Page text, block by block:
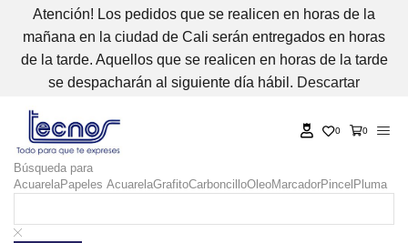
Atención! Los pedidos que se realicen en horas de la
mañana en la ciudad de Cali serán entregados en horas
de la tarde. Aquellos que se realicen en horas de la tarde
se despacharán al siguiente día hábil. Descartar
Búsqueda para
AcuarelaPapeles AcuarelaGrafitoCarboncilloOleoMarcadorPincel Pluma
0 0